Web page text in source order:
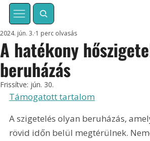
A hatékony
beruházás
2024. jún. 3. 1 perc olvasás
Frissítve: jún. 30.
Támogatott tartalom
A szigetelés olyan beruházás,
rövid időn belül megtérülnek.